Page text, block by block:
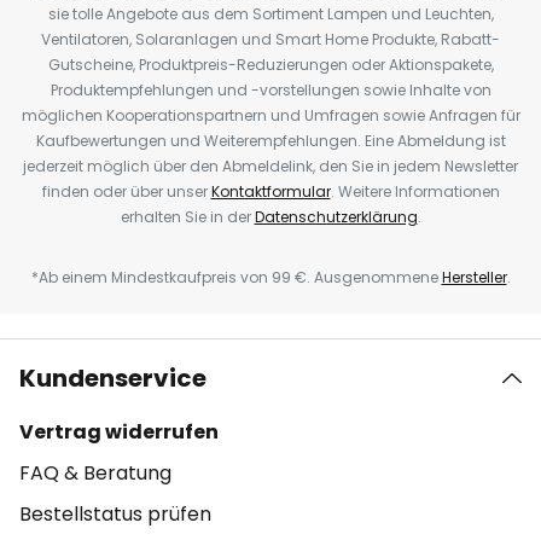
sie tolle Angebote aus dem Sortiment Lampen und Leuchten,
Ventilatoren, Solaranlagen und Smart Home Produkte, Rabatt-
Gutscheine, Produktpreis-Reduzierungen oder Aktionspakete,
Produktempfehlungen und -vorstellungen sowie Inhalte von
möglichen Kooperationspartnern und Umfragen sowie Anfragen für
Kaufbewertungen und Weiterempfehlungen. Eine Abmeldung ist
jederzeit möglich über den Abmeldelink, den Sie in jedem Newsletter
finden oder über unserKontaktformular. Weitere Informationen
erhalten Sie in derDatenschutzerklärung.
*Ab einem Mindestkaufpreis von 99 €. AusgenommeneHersteller.
Kundenservice
Vertrag widerrufen
FAQ & Beratung
Bestellstatus prüfen